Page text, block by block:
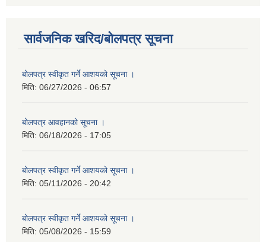
सार्वजनिक खरिद/बोलपत्र सूचना
बोलपत्र स्वीकृत गर्ने आशयको सूचना ।
मिति: 06/27/2026 - 06:57
बोलपत्र आवहानको सूचना ।
मिति: 06/18/2026 - 17:05
बोलपत्र स्वीकृत गर्ने आशयको सूचना ।
मिति: 05/11/2026 - 20:42
बोलपत्र स्वीकृत गर्ने आशयको सूचना ।
मिति: 05/08/2026 - 15:59